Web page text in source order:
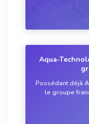
évoluer leurs
Aqua-
Possédant déjà
le groupe
partenariat